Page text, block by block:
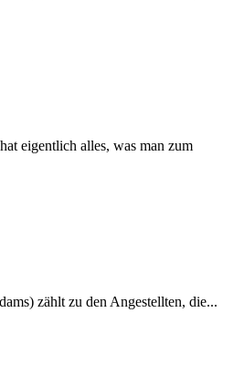
eigentlich alles, was man zum
zählt zu den Angestellten, die...